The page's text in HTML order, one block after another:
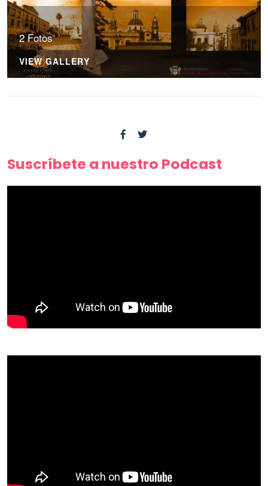
2 Fotos
VIEW GALLERY
Suscríbete a nuestro Podcast